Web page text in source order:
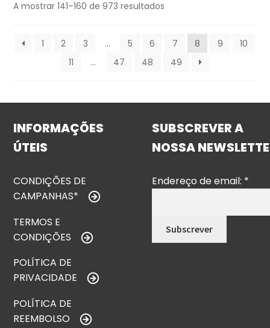
A mostrar 141–160 de 973 resultados
1 2 3 … 5 6 7 8 9
10
11
… 47 48 49
INFORMAÇÕES
ÚTEIS
CONDIÇÕES DE
CAMPANHAS*
TERMOS E
CONDIÇÕES
POLÍTICA DE
PRIVACIDADE
POLÍTICA DE
REEMBOLSO
SUBSCREVER A
NOSSA
Endereço de email: *